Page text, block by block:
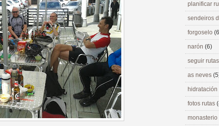
planificar
sendeiros
forgoselo
narón (6)
seguir
as neves
hidratación
fotos rutas